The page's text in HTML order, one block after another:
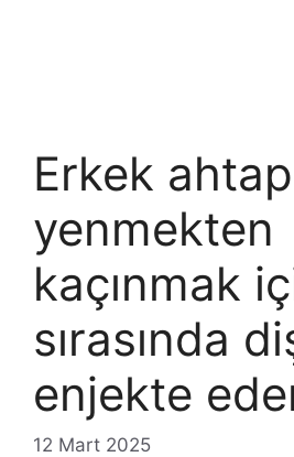
Erkek
yenmekten
kaçınmak
sırasında
enjekte
12 Mart 2025